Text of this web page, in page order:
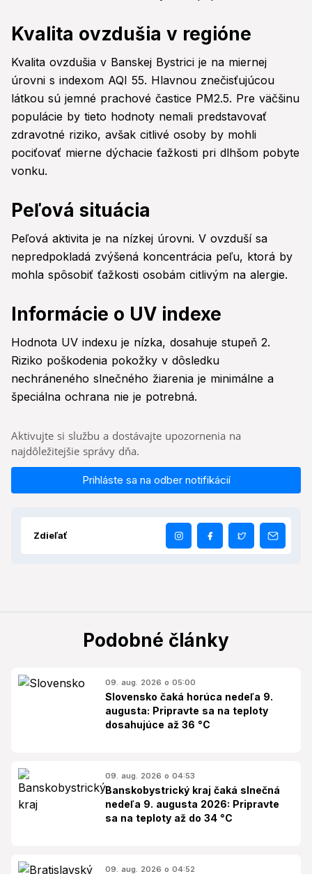
Kvalita ovzdušia v regióne
Kvalita ovzdušia v Banskej Bystrici je na miernej
úrovni s indexom AQI 55. Hlavnou znečisťujúcou
látkou sú jemné prachové častice PM2.5. Pre väčšinu
populácie by tieto hodnoty nemali predstavovať
zdravotné riziko, avšak citlivé osoby by mohli
pociťovať mierne dýchacie ťažkosti pri dlhšom pobyte
vonku.
Peľová situácia
Peľová aktivita je na nízkej úrovni. V ovzduší sa
nepredpokladá zvýšená koncentrácia peľu, ktorá by
mohla spôsobiť ťažkosti osobám citlivým na alergie.
Informácie o UV indexe
Hodnota UV indexu je nízka, dosahuje stupeň 2.
Riziko poškodenia pokožky v dôsledku
nechráneného slnečného žiarenia je minimálne a
špeciálna ochrana nie je potrebná.
Aktivujte si službu a dostávajte upozornenia na
najdôležitejšie správy dňa.
Prihláste sa na odber notifikácií
Zdieľať
Podobné články
09. aug. 2026 o 05:00
Slovensko čaká horúca nedeľa 9.
augusta: Pripravte sa na teploty
dosahujúce až 36 °C
09. aug. 2026 o 04:53
Banskobystrický kraj čaká slnečná
nedeľa 9. augusta 2026: Pripravte
sa na teploty až do 34 °C
09. aug. 2026 o 04:52